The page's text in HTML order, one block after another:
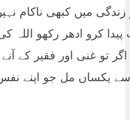
میں کبھی ناکام
کرو ادھر رکھو اللہ
تو غنی اور فقیر کے
سے یکساں مل جو اپنے